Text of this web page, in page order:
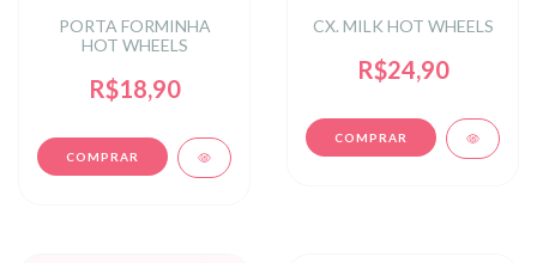
PORTA FORMINHA
HOT WHEELS
R$18,90
CX. MILK HOT WHEELS
R$24,90